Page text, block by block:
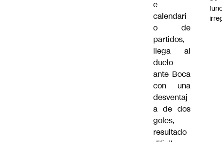
e
calendari
o de
partidos,
llega al
duelo
ante Boca
con una
desventaj
a de dos
goles,
resultado